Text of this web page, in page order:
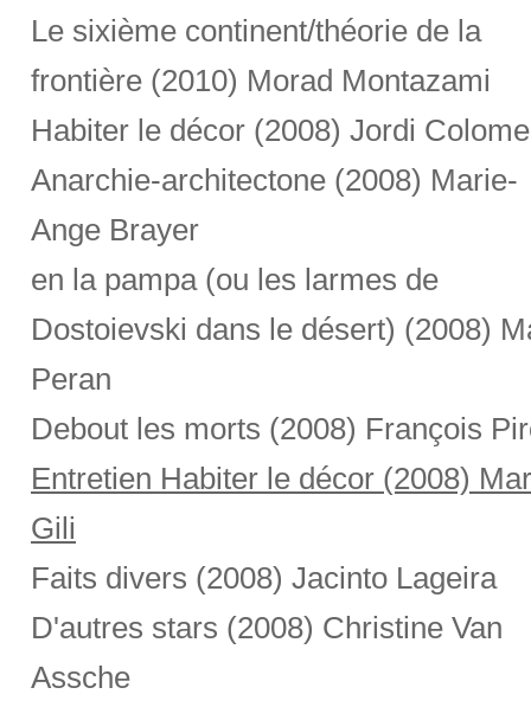
Le sixième continent/théorie de la
frontière (2010) Morad Montazami
Habiter le décor (2008) Jordi
Anarchie-architectone (2008) Marie-
Ange Brayer
en la pampa (ou les larmes de
Dostoievski dans le désert) (2008)
Peran
Debout les morts (2008) François
Entretien Habiter le décor (2008)
Gili
Faits divers (2008) Jacinto Lageira
D'autres stars (2008) Christine Van
Assche